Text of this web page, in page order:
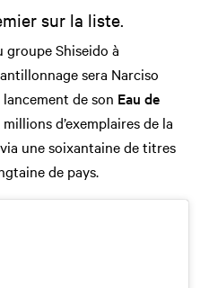
sur la liste.
groupe Shiseido à
sera Narciso
de son Eau de
d’exemplaires de la
une soixantaine de titres
de pays.